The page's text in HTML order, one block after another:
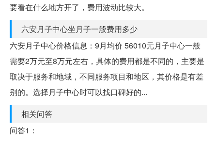
要看在什么地方开了，费用波动比较大。
六安月子中心坐月子一般费用多少
六安月子中心价格信息：9月均价 56010元月子中心一般
需要2万元至8万元左右，具体的费用都是不同的，主要是
取决于服务和地域，不同服务项目和地区，其价格是有差
别的。选择月子中心时可以找口碑好的...
相关问答
问答1：